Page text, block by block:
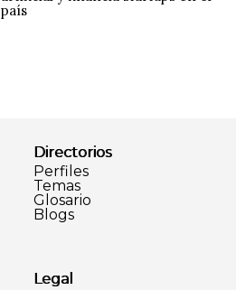
país
Directorios
Perfiles
Temas
Glosario
Blogs
Legal